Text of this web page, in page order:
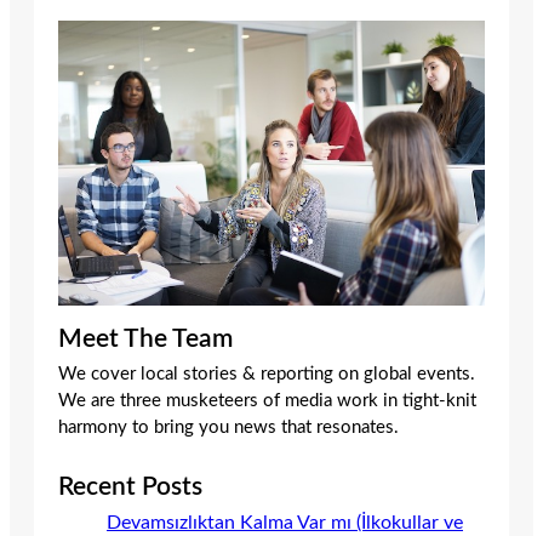
Meet The Team
We cover local stories & reporting on global events.
We are three musketeers of media work in tight-knit
harmony to bring you news that resonates.
Recent Posts
Devamsızlıktan Kalma Var mı (İlkokullar ve